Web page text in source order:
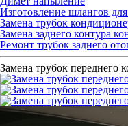
Изготовление шлангов
Замена трубок
Замена заднего контура
Ремонт трубок заднего
Замена трубок переднего